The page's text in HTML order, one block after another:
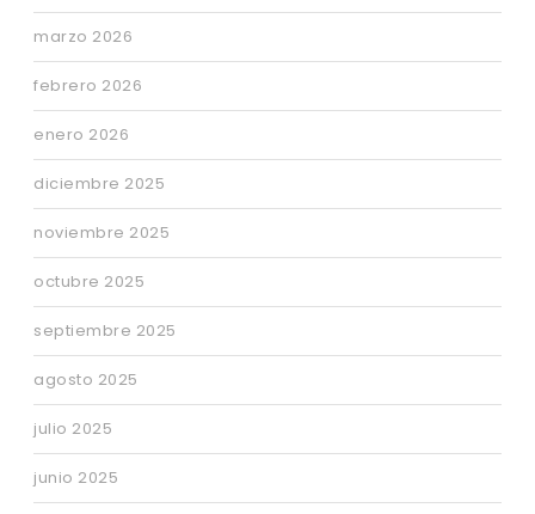
marzo 2026
febrero 2026
enero 2026
diciembre 2025
noviembre 2025
octubre 2025
septiembre 2025
agosto 2025
julio 2025
junio 2025